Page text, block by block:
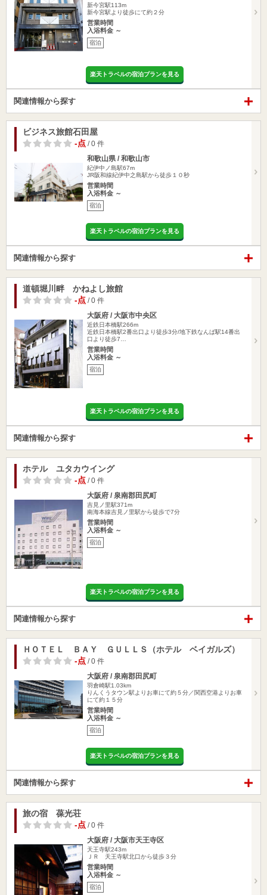
新今宮駅113m
新今宮駅より徒歩にて約２分
営業時間
入浴料金 ～
宿泊
楽天トラベルの宿泊プランを見る
関連情報から探す
ビジネス旅館石田屋
-点 / 0 件
和歌山県 / 和歌山市
紀伊中ノ島駅67m
JR阪和線紀伊中之島駅から徒歩１０秒
営業時間
入浴料金 ～
宿泊
楽天トラベルの宿泊プランを見る
関連情報から探す
道頓堀川畔 かねよし旅館
-点 / 0 件
大阪府 / 大阪市中央区
近鉄日本橋駅266m
近鉄日本橋駅2番出口より徒歩3分/地下鉄なんば駅14番出
口より徒歩7…
営業時間
入浴料金 ～
宿泊
楽天トラベルの宿泊プランを見る
関連情報から探す
ホテル ユタカウイング
-点 / 0 件
大阪府 / 泉南郡田尻町
吉見ノ里駅371m
南海本線吉見ノ里駅から徒歩で7分
営業時間
入浴料金 ～
宿泊
楽天トラベルの宿泊プランを見る
関連情報から探す
ＨＯＴＥＬ ＢＡＹ ＧＵＬＬＳ（ホテル ベイガルズ）
-点 / 0 件
大阪府 / 泉南郡田尻町
羽倉崎駅1.03km
りんくうタウン駅よりお車にて約５分／関西空港よりお車
にて約１５分
営業時間
入浴料金 ～
宿泊
楽天トラベルの宿泊プランを見る
関連情報から探す
旅の宿 葆光荘
-点 / 0 件
大阪府 / 大阪市天王寺区
天王寺駅243m
ＪＲ 天王寺駅北口から徒歩３分
営業時間
入浴料金 ～
宿泊